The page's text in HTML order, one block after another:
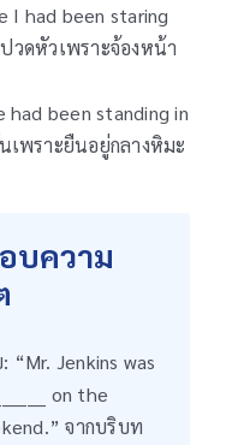
I had been staring
วดหัวเพราะจ้องหน้า
had been standing in
เพราะยืนอยู่กลางหิมะ
บความ
Jenkins was
on the
จากบริบท